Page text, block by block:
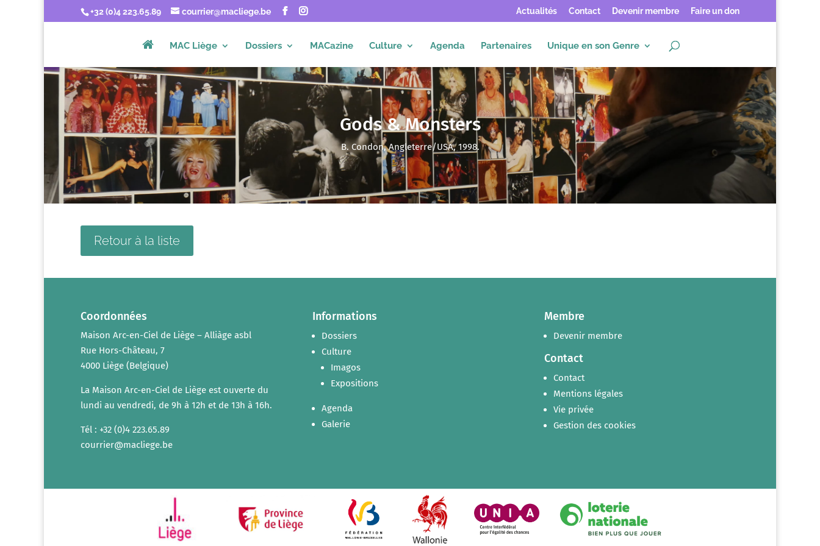
+32 (0)4 223.65.89 courrier@macliege.be Actualités Contact Devenir membre Faire un don
MAC Liège Dossiers MACazine Culture Agenda Partenaires Unique en son Genre
Gods & Monsters
B. Condon, Angleterre/USA, 1998.
Retour à la liste
Coordonnées
Maison Arc-en-Ciel de Liège – Alliàge asbl
Rue Hors-Château, 7
4000 Liège (Belgique)
La Maison Arc-en-Ciel de Liège est ouverte du
lundi au vendredi, de 9h à 12h et de 13h à 16h.
Tél : +32 (0)4 223.65.89
courrier@macliege.be
Informations
Dossiers
Culture
Imagos
Expositions
Agenda
Galerie
Membre
Devenir membre
Contact
Contact
Mentions légales
Vie privée
Gestion des cookies